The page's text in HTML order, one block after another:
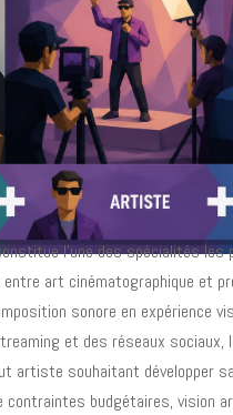
l'une des spécialités
art cinématographique et
sonore en expérience
et des réseaux sociaux,
artiste souhaitant développer
contraintes budgétaires, vision